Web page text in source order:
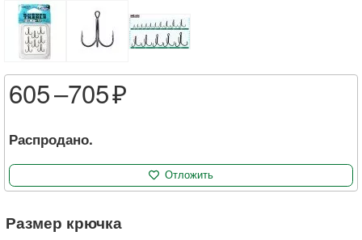
Размер крючка
605 –705
Распродано.
Отложить